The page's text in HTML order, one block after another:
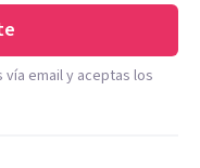
email y aceptas los